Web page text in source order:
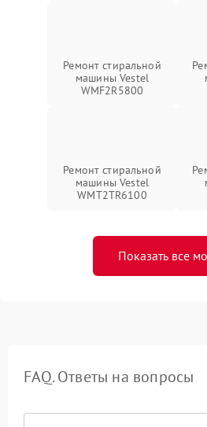
Ремонт стиральной
машины Vestel
WMF2R5800
Ремонт стиральной
машины Vestel
WMT2TR6100
Показать все
FAQ. Ответы на вопросы